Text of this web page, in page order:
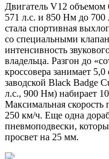
Двигатель V12 объемом
571 л.с. и 850 Нм до 700
стала спортивная
со специальными
интенсивность
владельца. Разгон до
кроссовера занимает
заводской Black Badge
л.с., 900 Нм) набирает
Максимальная скорость
250 км/ч. Еще одна
пневмоподвески,
просвет на 25 мм.